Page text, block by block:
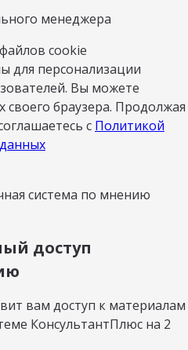
менеджера
cookie
для персонализации
Вы можете
своего браузера. Продолжая
с Политикой
система по мнению
доступ
вам доступ к материалам
КонсультантПлюс на 2